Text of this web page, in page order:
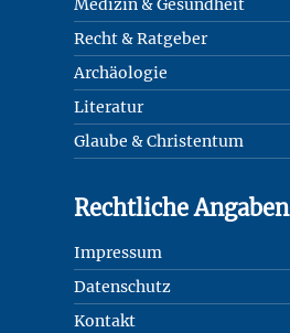
Medizin & Gesundheit
Recht & Ratgeber
Archäologie
Literatur
Glaube & Christentum
Rechtliche Angaben
Impressum
Datenschutz
Kontakt